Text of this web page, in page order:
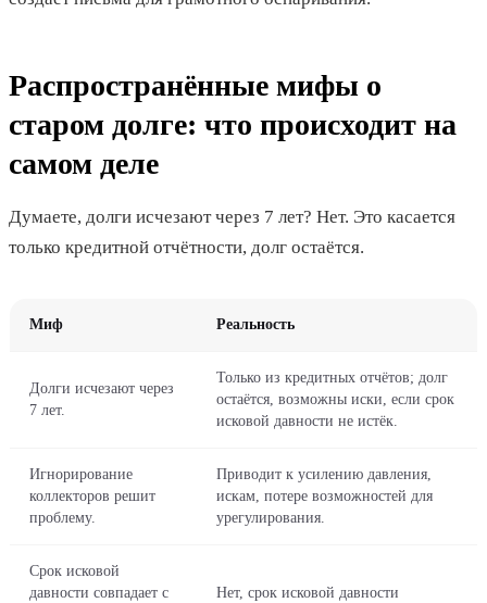
Распространённые мифы о
старом долге: что происходит на
самом деле
Думаете, долги исчезают через 7 лет? Нет. Это касается
только кредитной отчётности, долг остаётся.
Миф Реальность
Долги исчезают через
7 лет.
Только из кредитных отчётов; долг
остаётся, возможны иски, если срок
исковой давности не истёк.
Игнорирование
коллекторов решит
проблему.
Приводит к усилению давления,
искам, потере возможностей для
урегулирования.
Срок исковой
давности совпадает с
Нет, срок исковой давности